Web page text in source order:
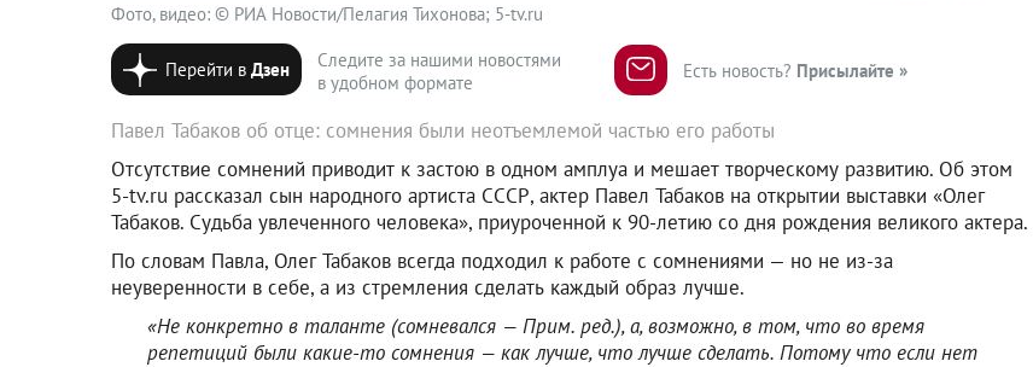
Фото, видео: © РИА Новости/Пелагия Тихонова; 5-tv.ru
Перейти вДзен
Следите за нашими новостями
в удобном формате
Есть новость? Присылайте »
Павел Табаков об отце: сомнения были неотъемлемой частью его работы
Отсутствие сомнений приводит к застою в одном амплуа и мешает творческому развитию. Об этом
5-tv.ru рассказал сын народного артиста СССР, актер Павел Табаков на открытии выставки «Олег
Табаков. Судьба увлеченного человека», приуроченной к 90-летию со дня рождения великого актера.
По словам Павла, Олег Табаков всегда подходил к работе с сомнениями — но не из-за
неуверенности в себе, а из стремления сделать каждый образ лучше.
«Не конкретно в таланте (сомневался — Прим. ред.), а, возможно, в том, что во время
репетиций были какие-то сомнения — как лучше, что лучше сделать. Потому что если нет